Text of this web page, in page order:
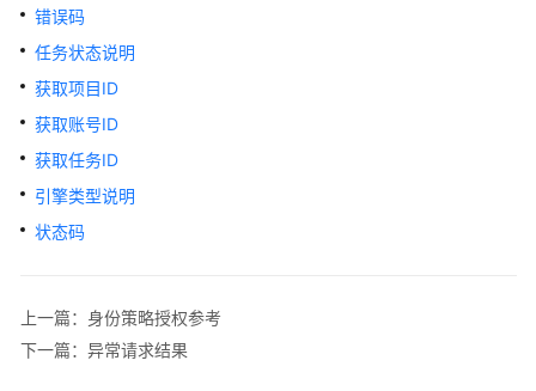
品
介
绍
计
费
说
明
入
错误码
任务状态说明
获取项目ID
获取账号ID
获取任务ID
引擎类型说明
状态码
上一篇：身份策略授权参考
下一篇：异常请求结果